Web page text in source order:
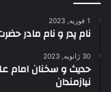
1 فوریه, 2023
نام پدر و نام مادر
30 ژانویه, 2023
حدیث و سخنان امام
نیازمندان